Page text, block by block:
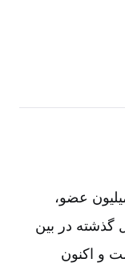
جماعت ربانی با بیش از ۳۳ میلیون عضو،
گذشته در بین
و اکنون